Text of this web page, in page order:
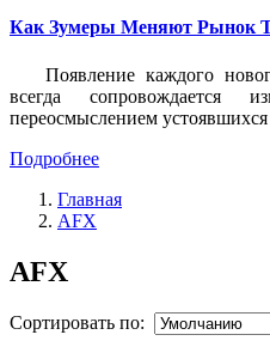
Как Зумеры Меняют Рынок
Появление каждого
всегда сопровождается
переосмыслением
Подробнее
Главная
AFX
AFX
Сортировать по: